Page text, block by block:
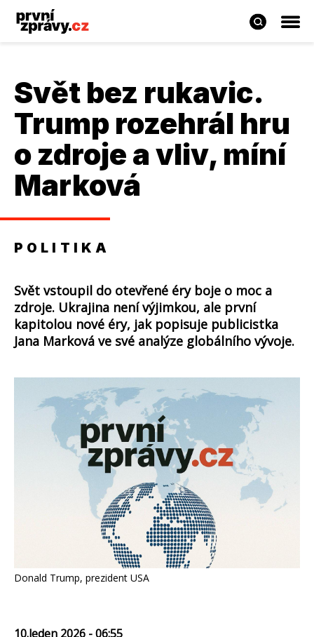
Svět bez rukavic.
Trump rozehrál hru
o zdroje a vliv, míní
Marková
POLITIKA
Svět vstoupil do otevřené éry boje o moc a
zdroje. Ukrajina není výjimkou, ale první
kapitolou nové éry, jak popisuje publicistka
Jana Marková ve své analýze globálního vývoje.
Donald Trump, prezident USA
10.leden 2026 - 06:55